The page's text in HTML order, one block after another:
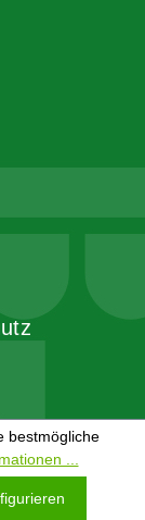
bestmögliche
...